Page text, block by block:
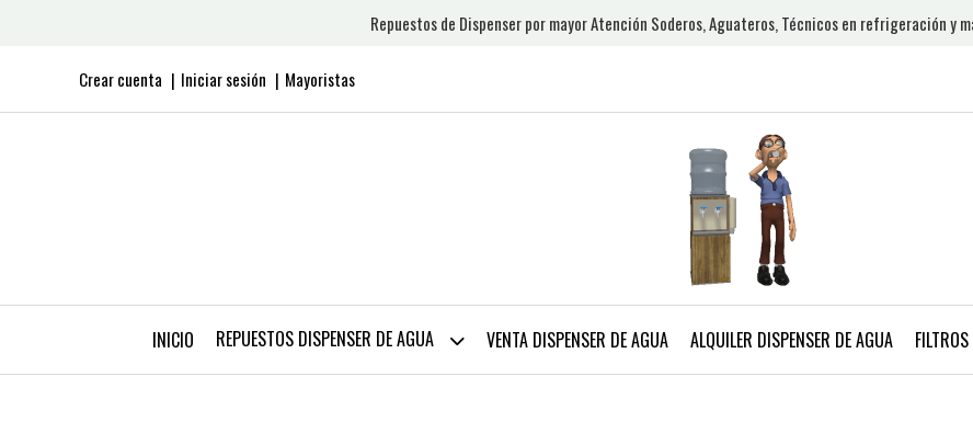
Repuestos de Dispenser por mayor Atención Soderos, Aguateros, Técnicos en refrigeración y
Crear cuenta Iniciar sesión Mayoristas
INICIO REPUESTOS DISPENSER DE AGUA VENTA DISPENSER DE AGUA ALQUILER DISPENSER DE AGUA